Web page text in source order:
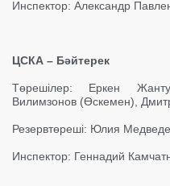
Инспектор: Александр
ЦСКА – Бәйтерек
Төрешілер: Еркен
Вилимзонов (Өскемен),
Резервтөреші: Юлия
Инспектор: Геннадий